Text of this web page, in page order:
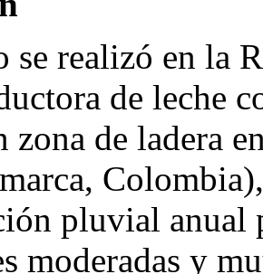
se realizó en la
de leche
zona de ladera
pluvial anual
moderadas y